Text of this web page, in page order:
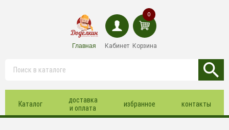
Главная Кабинет
0
Корзина
Каталог
доставка
и оплата
избранное контакты